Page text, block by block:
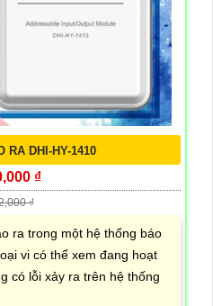
RA DHI-HY-1410
₫
₫
ra trong một hệ thống báo
vi có thể xem đang hoạt
có lỗi xảy ra trên hệ thống